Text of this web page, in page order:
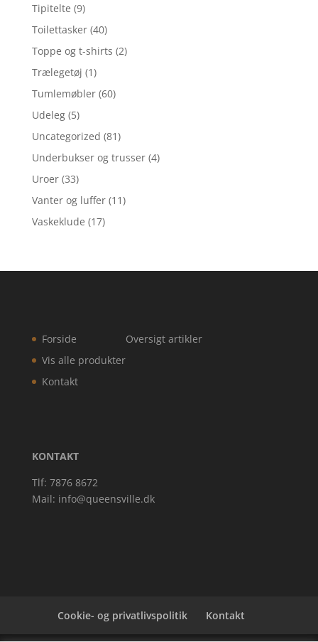
Tipitelte (9)
Toilettasker (40)
Toppe og t-shirts (2)
Trælegetøj (1)
Tumlemøbler (60)
Udeleg (5)
Uncategorized (81)
Underbukser og trusser (4)
Uroer (33)
Vanter og luffer (11)
Vaskeklude (17)
Forside
Vis alle produkter
Kontakt
Oversigt artikler
KONTAKT
Tlf: 7876 8672
Mail: info@queensville.dk
Cookie- og privatlivspolitik Kontakt